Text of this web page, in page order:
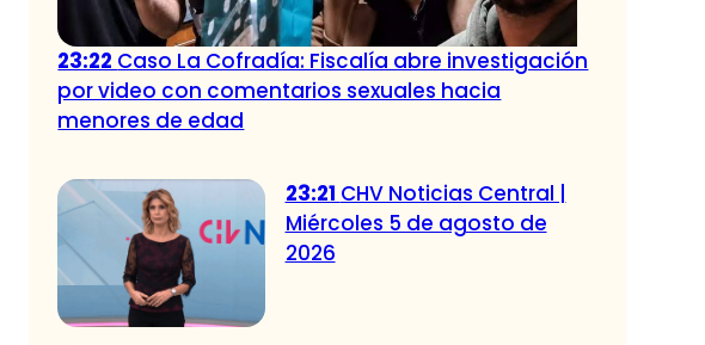
23:22 Caso La Cofradía: Fiscalía abre investigación
por video con comentarios sexuales hacia
menores de edad
23:21 CHV Noticias Central |
Miércoles 5 de agosto de
2026